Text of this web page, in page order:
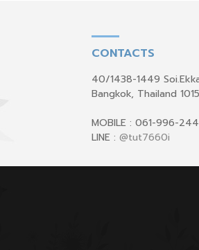
CONTACTS
40/1438-1449
Bangkok, Thailand
MOBILE : 061-996-
LINE : @tut7660i